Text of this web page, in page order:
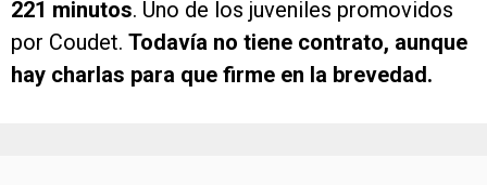
221 minutos. Uno de los juveniles promovidos
por Coudet. Todavía no tiene contrato, aunque
hay charlas para que firme en la brevedad.